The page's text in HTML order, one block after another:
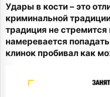
Удары в кости – это
криминальной
традиция не стремится
намеревается
клинок пробивал как